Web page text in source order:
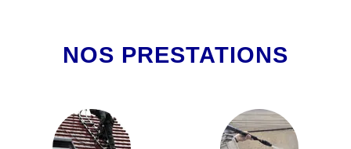
NOS PRESTATIONS